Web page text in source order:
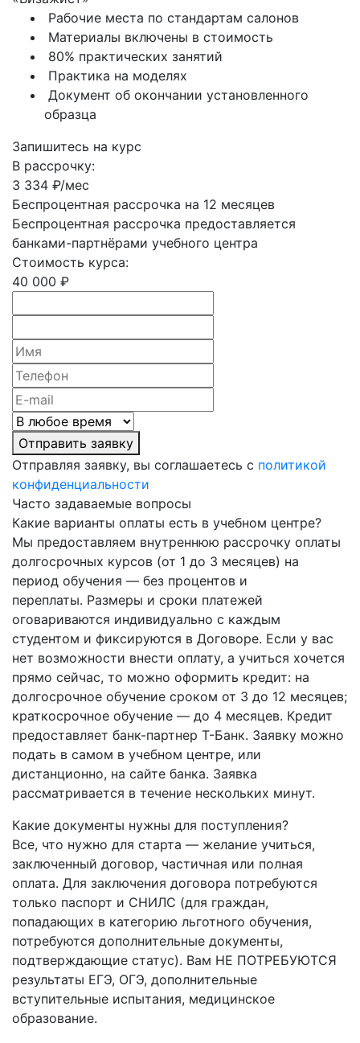
Рабочие места по стандартам салонов
Материалы включены в стоимость
80% практических занятий
Практика на моделях
Документ об окончании установленного
образца
Запишитесь на курс
В рассрочку:
3 334 ₽/мес
Беспроцентная рассрочка на 12 месяцев
Беспроцентная рассрочка предоставляется
банками-партнёрами учебного центра
Стоимость курса:
40 000 ₽
Отправить заявку
Отправляя заявку, вы соглашаетесь с политикой
конфиденциальности
Часто задаваемые вопросы
Какие варианты оплаты есть в учебном центре?
Мы предоставляем внутреннюю рассрочку оплаты
долгосрочных курсов (от 1 до 3 месяцев) на
период обучения — без процентов и
переплаты. Размеры и сроки платежей
оговариваются индивидуально с каждым
студентом и фиксируются в Договоре. Если у вас
нет возможности внести оплату, а учиться хочется
прямо сейчас, то можно оформить кредит: на
долгосрочное обучение сроком от 3 до 12 месяцев;
краткосрочное обучение — до 4 месяцев. Кредит
предоставляет банк-партнер Т-Банк. Заявку можно
подать в самом в учебном центре, или
дистанционно, на сайте банка. Заявка
рассматривается в течение нескольких минут.
Какие документы нужны для поступления?
Все, что нужно для старта — желание учиться,
заключенный договор, частичная или полная
оплата. Для заключения договора потребуются
только паспорт и СНИЛС (для граждан,
попадающих в категорию льготного обучения,
потребуются дополнительные документы,
подтверждающие статус). Вам НЕ ПОТРЕБУЮТСЯ
результаты ЕГЭ, ОГЭ, дополнительные
вступительные испытания, медицинское
образование.